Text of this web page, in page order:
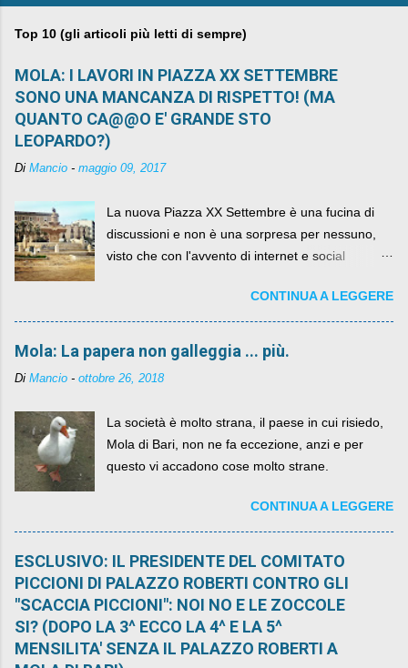
Top 10 (gli articoli più letti di sempre)
MOLA: I LAVORI IN PIAZZA XX SETTEMBRE
SONO UNA MANCANZA DI RISPETTO! (MA
QUANTO CA@@O E' GRANDE STO
LEOPARDO?)
Di Mancio - maggio 09, 2017
La nuova Piazza XX Settembre è una fucina di
discussioni e non è una sorpresa per nessuno,
visto che con l'avvento di internet e social
sua lasciandone anche traccia scritta nel web.
CONTINUA A LEGGERE
Mola: La papera non galleggia ... più.
Di Mancio - ottobre 26, 2018
La società è molto strana, il paese in cui risiedo,
Mola di Bari, non ne fa eccezione, anzi e per
questo vi accadono cose molto strane.
CONTINUA A LEGGERE
ESCLUSIVO: IL PRESIDENTE DEL COMITATO
PICCIONI DI PALAZZO ROBERTI CONTRO GLI
"SCACCIA PICCIONI": NOI NO E LE ZOCCOLE
SI? (DOPO LA 3^ ECCO LA 4^ E LA 5^
MENSILITA' SENZA IL PALAZZO ROBERTI A